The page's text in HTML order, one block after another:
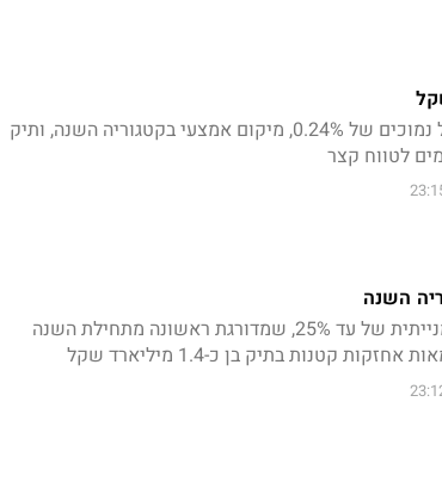
קרן כספית שקלית ותיקה עם דמי ניהול נמוכים של 0.24%, מיקום אמצעי בקטגוריה השנה, ותיק
לטווח קצר
קרן משולבת אג"ח ומניות עם חשיפה מנייתית של עד 25%, שמדורגת ראשונה מתחילת השנה
קטנות בתיק בן כ-1.4 מיליארד שקל